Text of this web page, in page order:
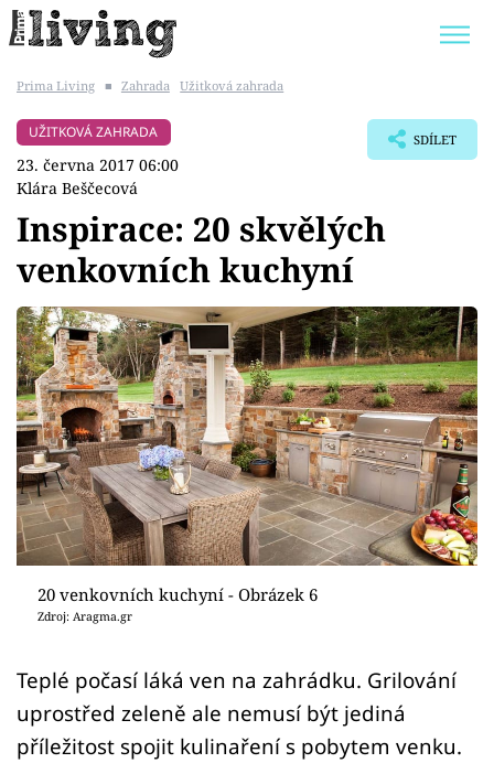
BYDLENÍ SLAVNÝCH
Témata
Bydlení
Zahrada
Design
Sledujte prima+
Přihlášení
Prima Living ■ Zahrada Užitková zahrada
UŽITKOVÁ ZAHRADA
23. června 2017 06:00
Klára Beščecová
SDÍLET
Inspirace: 20 skvělých
venkovních kuchyní
20 venkovních kuchyní - Obrázek 6
Zdroj: Aragma.gr
Teplé počasí láká ven na zahrádku. Grilování
uprostřed zeleně ale nemusí být jediná
příležitost spojit kulinaření s pobytem venku.